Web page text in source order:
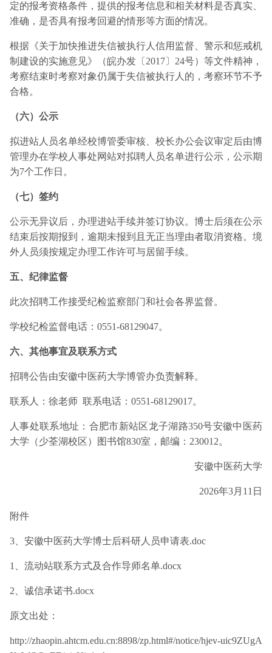
定的报考资格条件，提供的报考信息和相关材料是否真实、
准确，是否具有报考回避的情形等方面的情况。
根据《关于加快推进失信被执行人信用监督、警示和惩戒机
制建设的实施意见》（皖办发〔2017〕24号）等文件精神，
考察结束时考察对象仍属于失信被执行人的，考察环节不予
合格。
（六）公示
拟进站人员名单经校博管委审核、校长办公会议审定后由博
管理办在学校人事处网站对拟聘人员名单进行公示，公示期
为7个工作日。
（七）签约
公示无异议后，办理进站手续并签订协议。博士后须在公示
结束后按期报到，逾期未报到且无正当理由者取消资格。境
外人员须按规定办理工作许可与居留手续。
五、纪律监督
此次招聘工作接受纪检监察部门和社会各界监督。
学校纪检监督电话：0551-68129047。
六、其他事宜及联系方式
招聘公告由安徽中医药大学博管办负责解释。
联系人：徐老师 联系电话：0551-68129017。
人事处联系地址：合肥市新站区龙子湖路350号安徽中医药
大学（少荃湖校区）图书馆830室，邮编：230012。
安徽中医药大学
2026年3月11日
附件
3、安徽中医药大学博士后科研人员申请表.doc
1、流动站联系方式及合作导师名单.docx
2、诚信承诺书.docx
原文出处：
http://zhaopin.ahtcm.edu.cn:8898/zp.html#/notice/hjev-uic9ZUgA